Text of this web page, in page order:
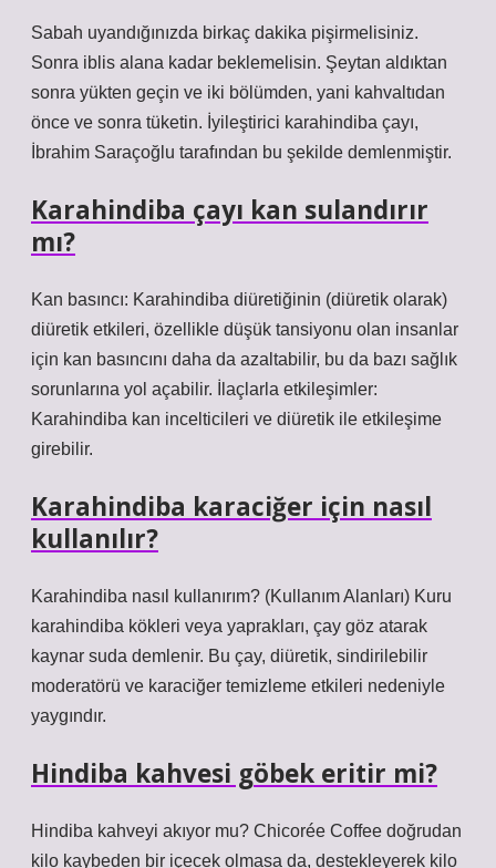
Sabah uyandığınızda birkaç dakika pişirmelisiniz.
Sonra iblis alana kadar beklemelisin. Şeytan aldıktan
sonra yükten geçin ve iki bölümden, yani kahvaltıdan
önce ve sonra tüketin. İyileştirici karahindiba çayı,
İbrahim Saraçoğlu tarafından bu şekilde demlenmiştir.
Karahindiba çayı kan sulandırır
mı?
Kan basıncı: Karahindiba diüretiğinin (diüretik olarak)
diüretik etkileri, özellikle düşük tansiyonu olan insanlar
için kan basıncını daha da azaltabilir, bu da bazı sağlık
sorunlarına yol açabilir. İlaçlarla etkileşimler:
Karahindiba kan incelticileri ve diüretik ile etkileşime
girebilir.
Karahindiba karaciğer için nasıl
kullanılır?
Karahindiba nasıl kullanırım? (Kullanım Alanları) Kuru
karahindiba kökleri veya yaprakları, çay göz atarak
kaynar suda demlenir. Bu çay, diüretik, sindirilebilir
moderatörü ve karaciğer temizleme etkileri nedeniyle
yaygındır.
Hindiba kahvesi göbek eritir mi?
Hindiba kahveyi akıyor mu? Chicorée Coffee doğrudan
kilo kaybeden bir içecek olmasa da, destekleyerek kilo